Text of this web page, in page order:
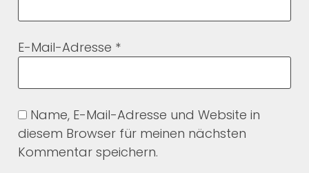
E-Mail-Adresse *
Name, E-Mail-Adresse und Website in
diesem Browser für meinen nächsten
Kommentar speichern.